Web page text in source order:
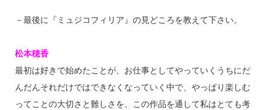
－最後に『ミュジコフィリア』の見どころを教えて下さい。
松本穂香
最初は好きで始めたことが、お仕事としてやっていくうちにだ
んだんそれだけではできなくなっていく中で、やっぱり楽しむ
ってことの大切さと難しさを、この作品を通して私はとても考